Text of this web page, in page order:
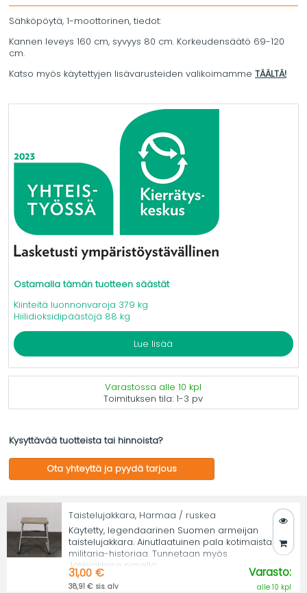
Sähköpöytä, 1-moottorinen, tiedot:
Kannen leveys 160 cm, syvyys 80 cm. Korkeudensäätö 69-120
cm.
Katso myös käytettyjen lisävarusteiden valikoimamme TÄÄLTÄ!
Ostamalla tämän tuotteen säästät
Kiinteitä luonnonvaroja 379 kg
Hiilidioksidipäästöjä 88 kg
Lue lisää
Varastossa alle 10 kpl
Toimituksen tila:1-3 pv
Kysyttävää tuotteista tai hinnoista?
Ota yhteyttä ja pyydä tarjous
Taistelujakkara, Harmaa / ruskea
Käytetty, legendaarinen Suomen armeijan
taistelujakkara. Ainutlaatuinen pala kotimaista
militaria-historiaa. Tunnetaan myös
Jäkkijakkara nimellä.
31,00 €
38,91 € sis. alv
Varasto:
alle 10 kpl